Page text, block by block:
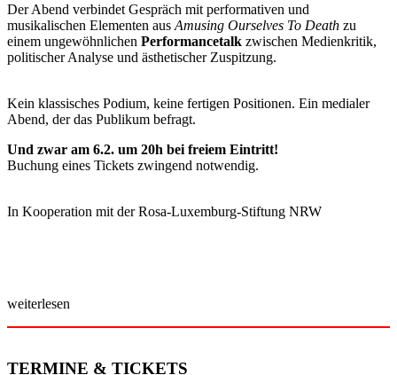
Der Abend verbindet Gespräch mit performativen und
musikalischen Elementen aus Amusing Ourselves To Death zu
einem ungewöhnlichen Performancetalk zwischen Medienkritik,
politischer Analyse und ästhetischer Zuspitzung.
Kein klassisches Podium, keine fertigen Positionen. Ein medialer
Abend, der das Publikum befragt.
Und zwar am 6.2. um 20h bei freiem Eintritt!
Buchung eines Tickets zwingend notwendig.
In Kooperation mit der Rosa-Luxemburg-Stiftung NRW
weiterlesen
TERMINE & TICKETS